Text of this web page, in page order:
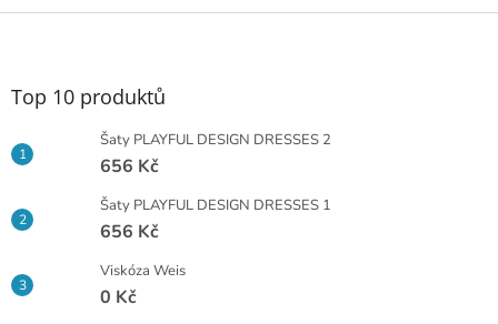
u
Z
Top 10 produktů
Šaty PLAYFUL DESIGN DRESSES 2
656 Kč
Šaty PLAYFUL DESIGN DRESSES 1
656 Kč
Viskóza Weis
0 Kč